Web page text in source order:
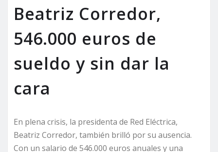
Beatriz Corredor,
546.000 euros de
sueldo y sin dar la
cara
En plena crisis, la presidenta de Red Eléctrica,
Beatriz Corredor, también brilló por su ausencia.
Con un salario de 546.000 euros anuales y una